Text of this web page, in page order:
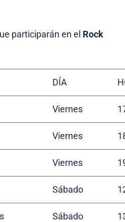
participarán en el Rock
DÍA
Viernes
Viernes
Viernes
Sábado
Sábado